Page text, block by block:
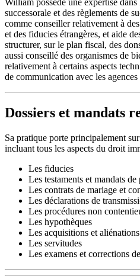
successorale et des règlements de
comme conseiller relativement à
et des fiducies étrangères, et aide
structurer, sur le plan fiscal, des
aussi conseillé des organismes de
relativement à certains aspects
de communication avec les
Dossiers et mandats
Sa pratique porte principalement
incluant tous les aspects du droit
Les fiducies
Les testaments et mandats de
Les contrats de mariage et
Les déclarations de
Les procédures non
Les hypothèques
Les acquisitions et aliénations
Les servitudes
Les examens et corrections